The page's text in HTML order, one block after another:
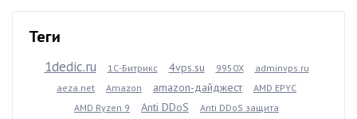
Теги
1dedic.ru 1С-Битрикс 4vps.su 9950X
adminvps.ru
aeza.net
Amazon amazon-дайджест
AMD EPYC
AMD Ryzen 9
Anti DDoS
Anti DDoS защита